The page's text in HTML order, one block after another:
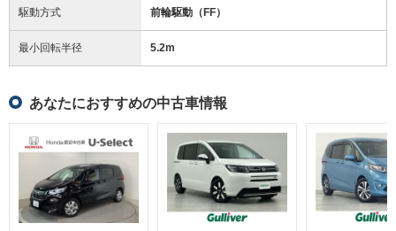
駆動方式 前輪駆動（FF）
最小回転半径 5.2m
あなたにおすすめの中古車情報